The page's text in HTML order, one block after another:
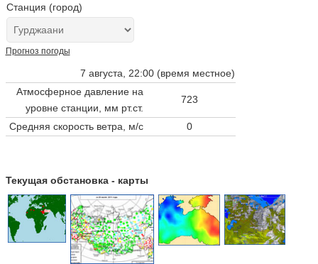
Станция (город)
Прогноз погоды
7 августа, 22:00 (время местное)
Атмосферное давление на
уровне станции, мм рт.ст.
723
Средняя скорость ветра, м/с 0
Текущая обстановка - карты